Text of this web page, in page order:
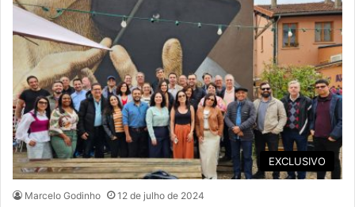
EXCLUSIVO
Marcelo Godinho 12 de julho de 2024